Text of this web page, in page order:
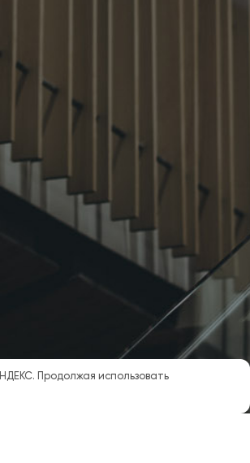
Продолжая использовать